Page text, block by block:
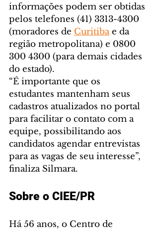
informações podem ser obtidas
pelos telefones (41) 3313-4300
(moradores de Curitiba e da
região metropolitana) e 0800
300 4300 (para demais cidades
do estado).
“É importante que os
estudantes mantenham seus
cadastros atualizados no portal
para facilitar o contato com a
equipe, possibilitando aos
candidatos agendar entrevistas
para as vagas de seu interesse”,
finaliza Silmara.
Sobre o CIEE/PR
Há 56 anos, o Centro de